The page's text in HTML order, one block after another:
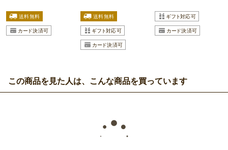
この商品を見た人は、こんな商品を買っています